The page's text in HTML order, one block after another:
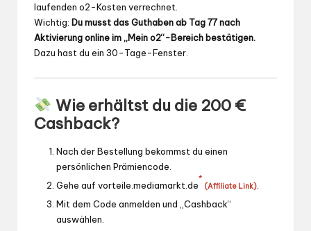
laufenden o2-Kosten verrechnet.
Wichtig: Du musst das Guthaben ab Tag 77 nach
Aktivierung online im „Mein o2“-Bereich bestätigen.
Dazu hast du ein 30-Tage-Fenster.
Wie erhältst du die 200 €
Cashback?
Nach der Bestellung bekommst du einen
persönlichen Prämiencode.
Gehe auf vorteile.mediamarkt.de
*
(Affiliate Link)
Mit dem Code anmelden und „Cashback“
auswählen.